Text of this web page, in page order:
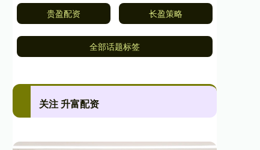
贵盈配资 长盈策略
全部话题标签
关注 升富配资